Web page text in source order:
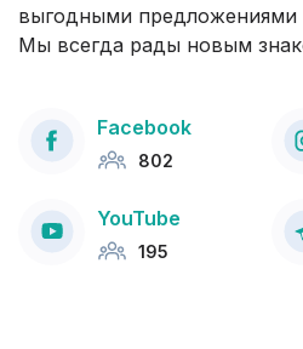
выгодными предложениями
Мы всегда рады новым
Facebook
802
YouTube
195